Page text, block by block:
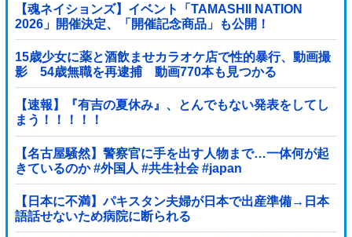
【魂ネイションズ】イベント「TAMASHII NATION
2026」開催決定、「開催記念商品」も公開！
15歳少女に薬と酒飲ませカラオケ店で性的暴行、動画撮
影 54歳無職を再逮捕 動画770本も見つかる
【速報】『有吉の夏休み』、とんでもない発表をしてし
まう！！！！！
【名古屋騒然】警察官に手を出す人物まで…一体何が起
きているのか #外国人 #共生社会 #japan
【日本に不満】パキスタン夫婦が日本で出産準備→日本
語話せないため病院に断られる